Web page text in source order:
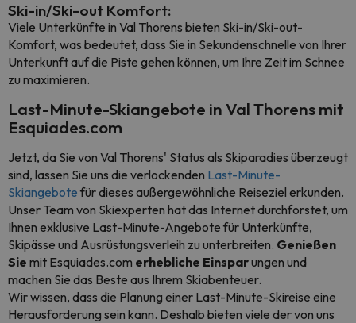
Ski-in/Ski-out Komfort:
Viele Unterkünfte in Val Thorens bieten Ski-in/Ski-out-
Komfort, was bedeutet, dass Sie in Sekundenschnelle von Ihrer
Unterkunft auf die Piste gehen können, um Ihre Zeit im Schnee
zu maximieren.
Last-Minute-Skiangebote in Val Thorens mit
Esquiades.com
Jetzt, da Sie von Val Thorens' Status als Skiparadies überzeugt
sind, lassen Sie uns die verlockenden Last-Minute-
Skiangebotefür dieses außergewöhnliche Reiseziel erkunden.
Unser Team von Skiexperten hat das Internet durchforstet, um
Ihnen exklusive Last-Minute-Angebote für Unterkünfte,
Skipässe und Ausrüstungsverleih zu unterbreiten. Genießen
Sie mit Esquiades.com erhebliche Einsparungen und
machen Sie das Beste aus Ihrem Skiabenteuer.
Wir wissen, dass die Planung einer Last-Minute-Skireise eine
Herausforderung sein kann. Deshalb bieten viele der von uns